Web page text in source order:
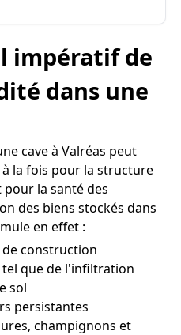
impératif de
dans une
cave à Valréas peut
la fois pour la structure
la santé des
des biens stockés dans
en effet :
de construction
tel que de l'infiltration
sol
persistantes
champignons et